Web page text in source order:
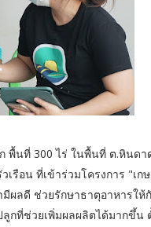
พื้นที่ 300 ไร่ ในพื้นที่ ต.หินด
รือน ที่เข้าร่วมโครงการ "เ
ผลดี ช่วยรักษาธาตุอาหารใ
กที่ช่วยเพิ่มผลผลิตได้มากขึ้น